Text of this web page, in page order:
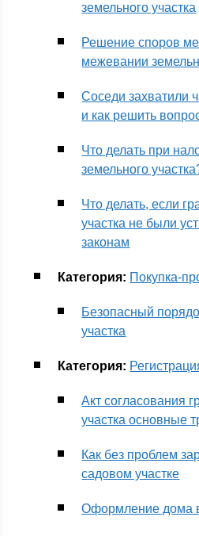
земельного участка
Решение споров
межевании
Соседи захватили
и как решить
Что делать при
земельного
Что делать, если
участка не были
законам
Категория: Покупка-
Безопасный
участка
Категория:
Акт согласования
участка основные
Как без проблем
садовом участке
Оформление дома